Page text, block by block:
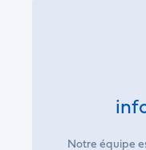
Notre équipe